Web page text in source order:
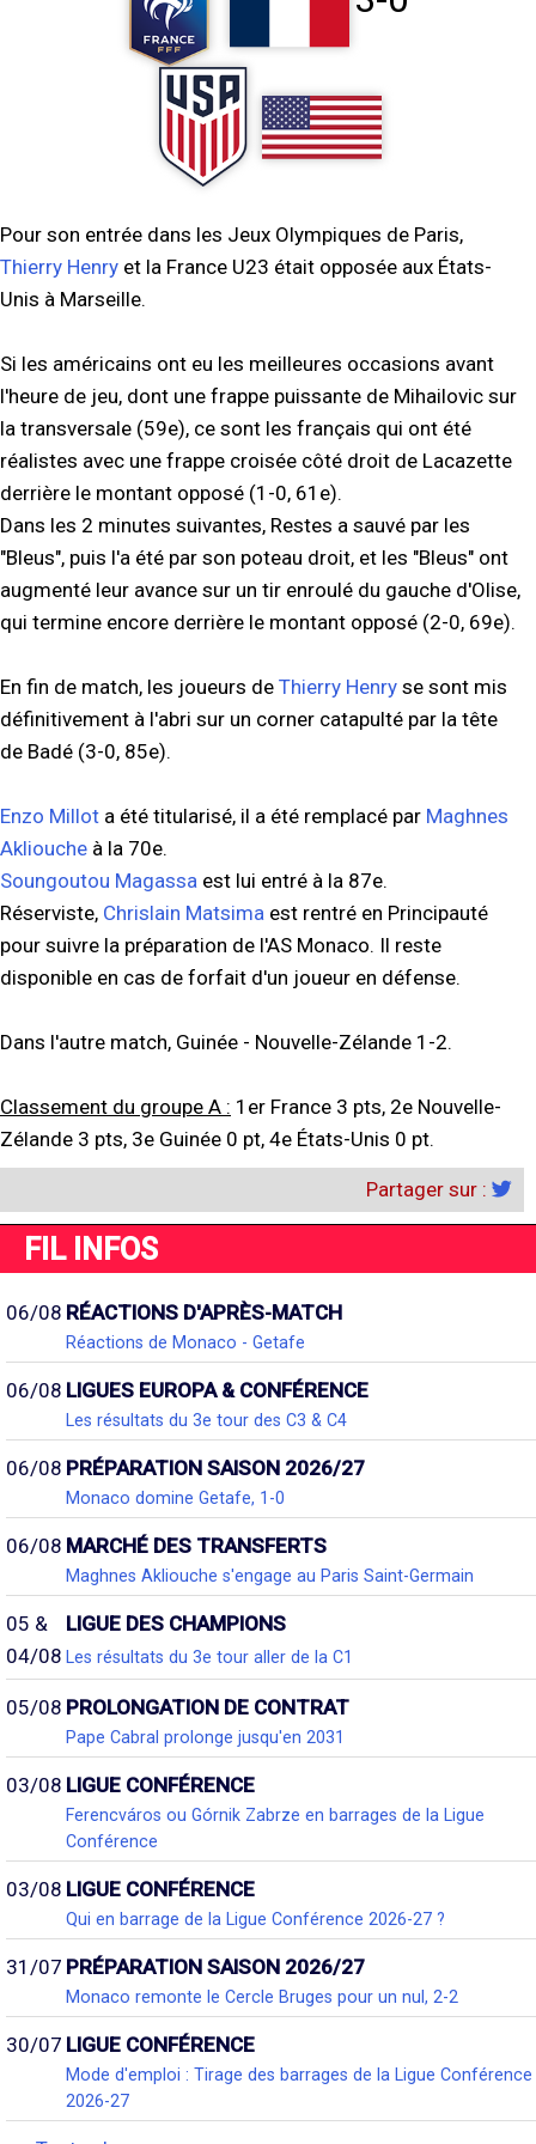
Pour son entrée dans les Jeux Olympiques de Paris,
Thierry Henry et la France U23 était opposée aux États-
Unis à Marseille.
Si les américains ont eu les meilleures occasions avant
l'heure de jeu, dont une frappe puissante de Mihailovic sur
la transversale (59e), ce sont les français qui ont été
réalistes avec une frappe croisée côté droit de Lacazette
derrière le montant opposé (1-0, 61e).
Dans les 2 minutes suivantes, Restes a sauvé par les
"Bleus", puis l'a été par son poteau droit, et les "Bleus" ont
augmenté leur avance sur un tir enroulé du gauche d'Olise,
qui termine encore derrière le montant opposé (2-0, 69e).
En fin de match, les joueurs de Thierry Henry se sont mis
définitivement à l'abri sur un corner catapulté par la tête
de Badé (3-0, 85e).
Enzo Millot a été titularisé, il a été remplacé par Maghnes
Akliouche à la 70e.
Soungoutou Magassa est lui entré à la 87e.
Réserviste, Chrislain Matsima est rentré en Principauté
pour suivre la préparation de l'AS Monaco. Il reste
disponible en cas de forfait d'un joueur en défense.
Dans l'autre match, Guinée - Nouvelle-Zélande 1-2.
Classement du groupe A : 1er France 3 pts, 2e Nouvelle-
Zélande 3 pts, 3e Guinée 0 pt, 4e États-Unis 0 pt.
Partager sur :
FIL INFOS
06/08 RÉACTIONS D'APRÈS-MATCH
Réactions de Monaco - Getafe
06/08 LIGUES EUROPA & CONFÉRENCE
Les résultats du 3e tour des C3 & C4
06/08 PRÉPARATION SAISON 2026/27
Monaco domine Getafe, 1-0
06/08 MARCHÉ DES TRANSFERTS
Maghnes Akliouche s'engage au Paris Saint-Germain
05 &
04/08
LIGUE DES CHAMPIONS
Les résultats du 3e tour aller de la C1
05/08 PROLONGATION DE CONTRAT
Pape Cabral prolonge jusqu'en 2031
03/08 LIGUE CONFÉRENCE
Ferencváros ou Górnik Zabrze en barrages de la Ligue
Conférence
03/08 LIGUE CONFÉRENCE
Qui en barrage de la Ligue Conférence 2026-27 ?
31/07 PRÉPARATION SAISON 2026/27
Monaco remonte le Cercle Bruges pour un nul, 2-2
30/07 LIGUE CONFÉRENCE
Mode d'emploi : Tirage des barrages de la Ligue Conférence
2026-27